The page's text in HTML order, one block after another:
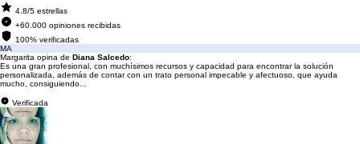
4.8/5 estrellas
+60.000 opiniones recibidas
100% verificadas
MA
Margarita opina de Diana Salcedo:
Es una gran profesional, con muchísimos recursos y capacidad para encontrar la solución
personalizada, además de contar con un trato personal impecable y afectuoso, que ayuda
mucho, consiguiendo...
Verificada